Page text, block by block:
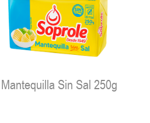
Mantequilla Sin Sal 250g